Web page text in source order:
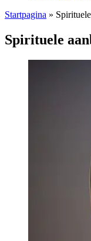
Startpagina »
Spirituele